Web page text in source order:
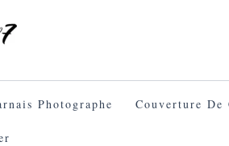
Photographe Couverture De